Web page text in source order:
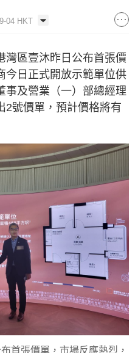
04 HKT
灣區壹沐昨日公布首張價
今日正式開放示範單位供
事及營業（一）部總經理
2號價單，預計價格將有
首張價單，市場反應熱烈，